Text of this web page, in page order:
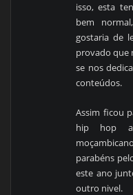
isso, esta
bem
gostaria de
provado que
se nos
conteúdos.
Assim ficou
hip hop
parabéns
este ano
outro nivel.